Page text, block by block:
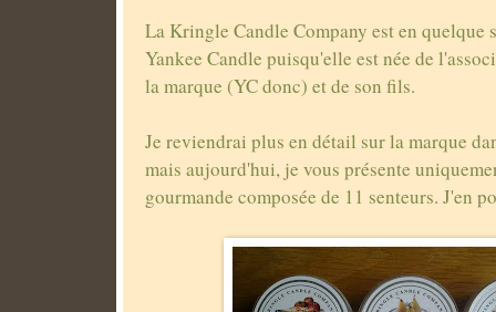
La Kringle Candle Company est en quelque
Yankee Candle puisqu'elle est née de
la marque (YC donc) et de son fils.
Je reviendrai plus en détail sur la marque
mais aujourd'hui, je vous présente
gourmande composée de 11 senteurs. J'en